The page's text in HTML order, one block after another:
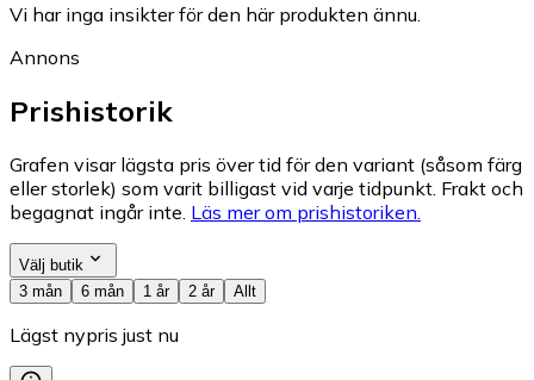
Vi har inga insikter för den här produkten ännu.
Annons
Prishistorik
Grafen visar lägsta pris över tid för den variant (såsom färg
eller storlek) som varit billigast vid varje tidpunkt. Frakt och
begagnat ingår inte. Läs mer om prishistoriken.
Välj butik
3 mån
6 mån 1 år 2 år Allt
Lägst nypris just nu